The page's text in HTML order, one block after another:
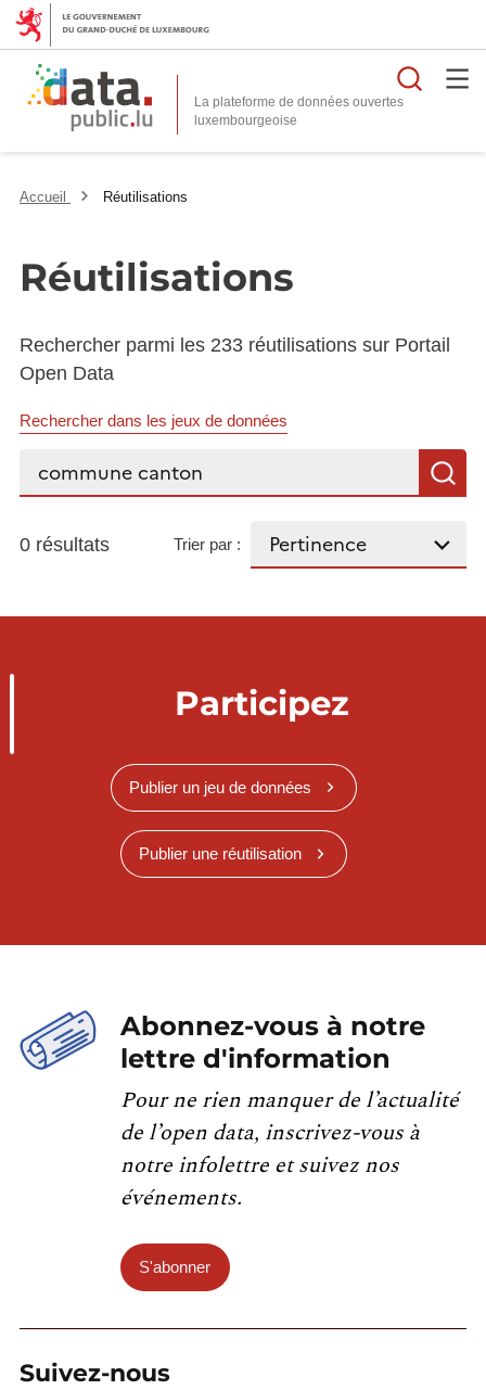
La plateforme de données ouvertes
Accueil Réutilisations
Réutilisations
Rechercher parmi les 233 réutilisations sur Portail
Open Data
Rechercher dans les jeux de données
0 résultats Trier par :
Participez
Publier un jeu de données
Publier une réutilisation
Abonnez-vous à notre
lettre d'information
Pour ne rien manquer de l’actualité
de l’open data, inscrivez-vous à
notre infolettre et suivez nos
événements.
S'abonner
Suivez-nous